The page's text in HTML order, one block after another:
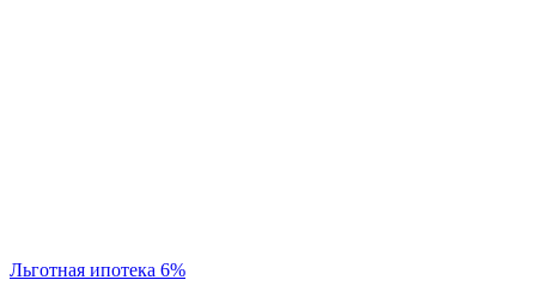
Льготная ипотека 6%